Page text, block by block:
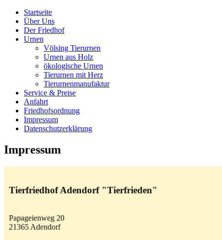
Startseite
Über Uns
Der Friedhof
Urnen
Völsing Tierurnen
Urnen aus Holz
ökologische Urnen
Tierurnen mit Herz
Tierurnenmanufaktur
Service & Preise
Anfahrt
Friedhofsordnung
Impressum
Datenschutzerklärung
Impressum
Tierfriedhof Adendorf "Tierfrieden"
Papageienweg 20
21365 Adendorf